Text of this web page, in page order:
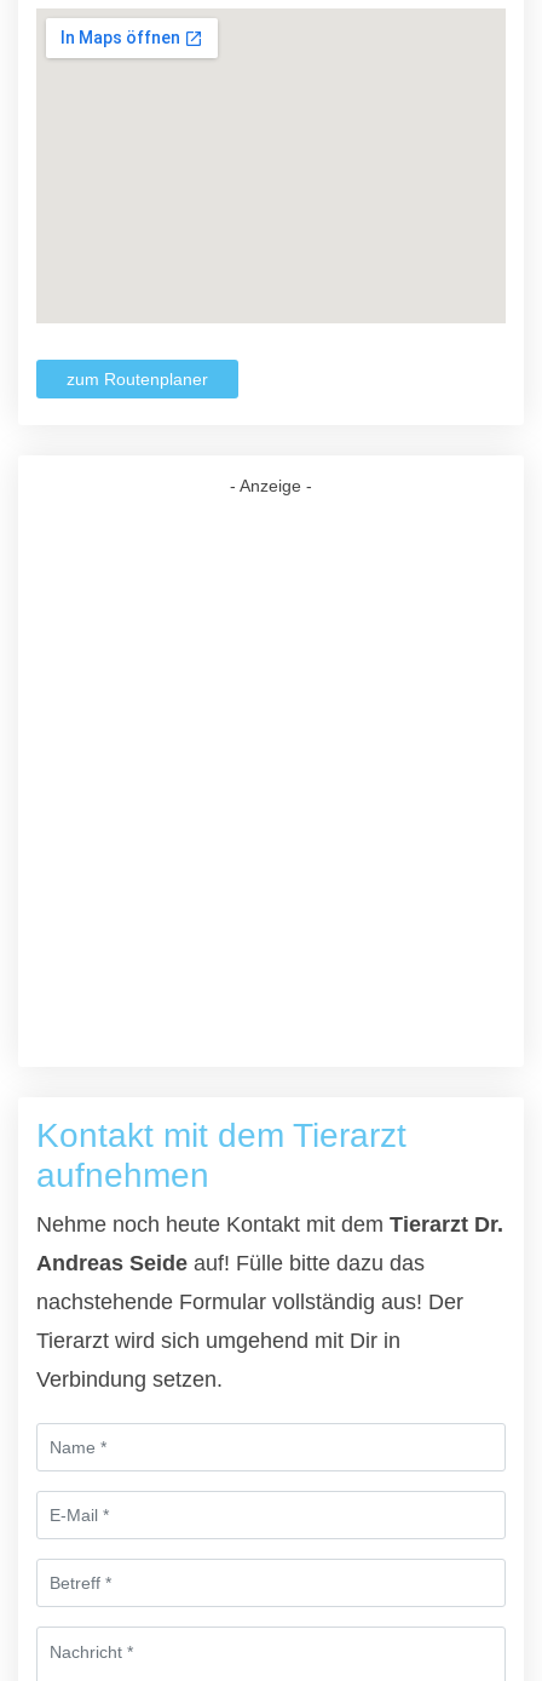
zum Routenplaner
- Anzeige -
Kontakt mit dem Tierarzt
aufnehmen
Nehme noch heute Kontakt mit dem Tierarzt Dr.
Andreas Seide auf! Fülle bitte dazu das
nachstehende Formular vollständig aus! Der
Tierarzt wird sich umgehend mit Dir in
Verbindung setzen.